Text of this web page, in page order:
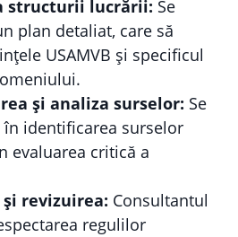
structurii lucrării: Se
plan detaliat, care să
USAMVB și specificul
și analiza surselor: Se
identificarea surselor
evaluarea critică a
și revizuirea: Consultantul
regulilor